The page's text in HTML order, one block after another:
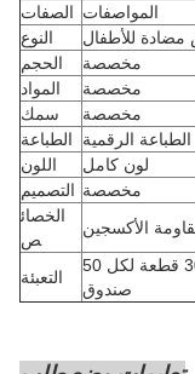
الصفات المواصفات
النوع
مضادة للأطفال
الحجم
مخصصة
المواد
مخصصة
سمك
مخصصة
الطباعة
الطباعة الرقمية
اللون
لون كامل
التصميم مخصصة
الخصائ
ص
الأكسجين
التعبئة
50 قطعة أو 100 قطعة لكل حزمة، 2000-3000 قطعة لكل
صندوق